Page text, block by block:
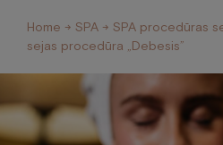
Home → SPA → SPA procedūras
sejas procedūra „Debesis”